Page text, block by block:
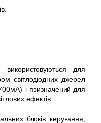
для
світлодіодних джерел
і призначений для
ефектів.
блоків керування,